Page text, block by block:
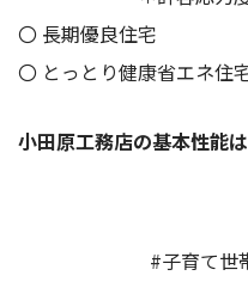
〇 長期優良住宅
〇 とっとり健康省エネ住
小田原工務店の基本性能
#子育て世